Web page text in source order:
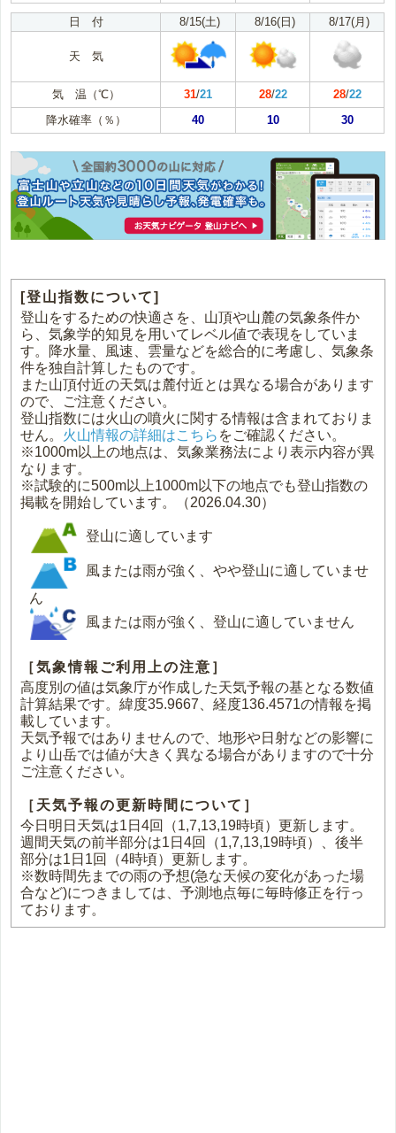
日 付 8/15(土) 8/16(日) 8/17(月)
天 気
気 温（℃） 31/21 28/22 28/22
降水確率（％）
40 10 30
[登山指数について]
登山をするための快適さを、山頂や山麓の気象条件か
ら、気象学的知見を用いてレベル値で表現をしていま
す。降水量、風速、雲量などを総合的に考慮し、気象条
件を独自計算したものです。
また山頂付近の天気は麓付近とは異なる場合があります
ので、ご注意ください。
登山指数には火山の噴火に関する情報は含まれておりま
せん。 火山情報の詳細はこちら をご確認ください。
※1000m以上の地点は、気象業務法により表示内容が異
なります。
※試験的に500m以上1000m以下の地点でも登山指数の
掲載を開始しています。（2026.04.30）
登山に適しています
風または雨が強く、やや登山に適していませ
ん
風または雨が強く、登山に適していません
［気象情報ご利用上の注意］
高度別の値は気象庁が作成した天気予報の基となる数値
計算結果です。緯度35.9667、経度136.4571の情報を掲
載しています。
天気予報ではありませんので、地形や日射などの影響に
より山岳では値が大きく異なる場合がありますので十分
ご注意ください。
［天気予報の更新時間について］
今日明日天気は1日4回（1,7,13,19時頃）更新します。
週間天気の前半部分は1日4回（1,7,13,19時頃）、後半
部分は1日1回（4時頃）更新します。
※数時間先までの雨の予想(急な天候の変化があった場
合など)につきましては、予測地点毎に毎時修正を行っ
ております。